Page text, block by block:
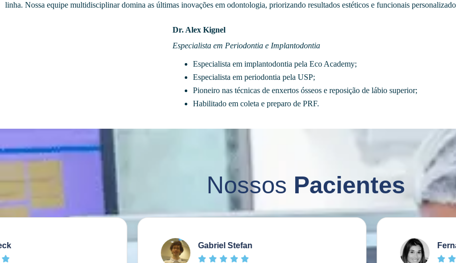
linha. Nossa equipe multidisciplinar domina as últimas inovações em odontologia, priorizando resultados estéticos e funcionais
Dr. Alex Kignel
Especialista em Periodontia e Implantodontia
Especialista em implantodontia pela Eco Academy;
Especialista em periodontia pela USP;
Pioneiro nas técnicas de enxertos ósseos e reposição de lábio superior;
Habilitado em coleta e preparo de PRF.
Nossos Pacientes
Gabriel Stefan
    
Fernanda
    